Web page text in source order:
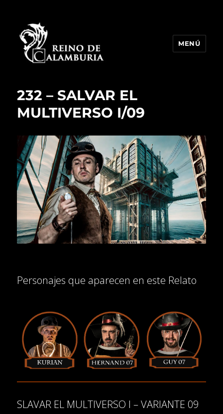
MENÚ
232 – SALVAR EL
MULTIVERSO I/09
Personajes que aparecen en este Relato
SLAVAR EL MULTIVERSO I – VARIANTE 09